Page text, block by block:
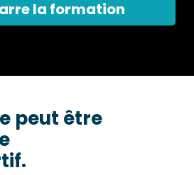
la formation
peut être